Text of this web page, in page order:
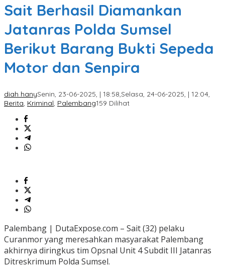
Sait Berhasil Diamankan
Jatanras Polda Sumsel
Berikut Barang Bukti Sepeda
Motor dan Senpira
diah hanySenin, 23-06-2025, | 18:58,Selasa, 24-06-2025, | 12:04,
Berita, Kriminal, Palembang159 Dilihat
Palembang | DutaExpose.com – Sait (32) pelaku
Curanmor yang meresahkan masyarakat Palembang
akhirnya diringkus tim Opsnal Unit 4 Subdit III Jatanras
Ditreskrimum Polda Sumsel.